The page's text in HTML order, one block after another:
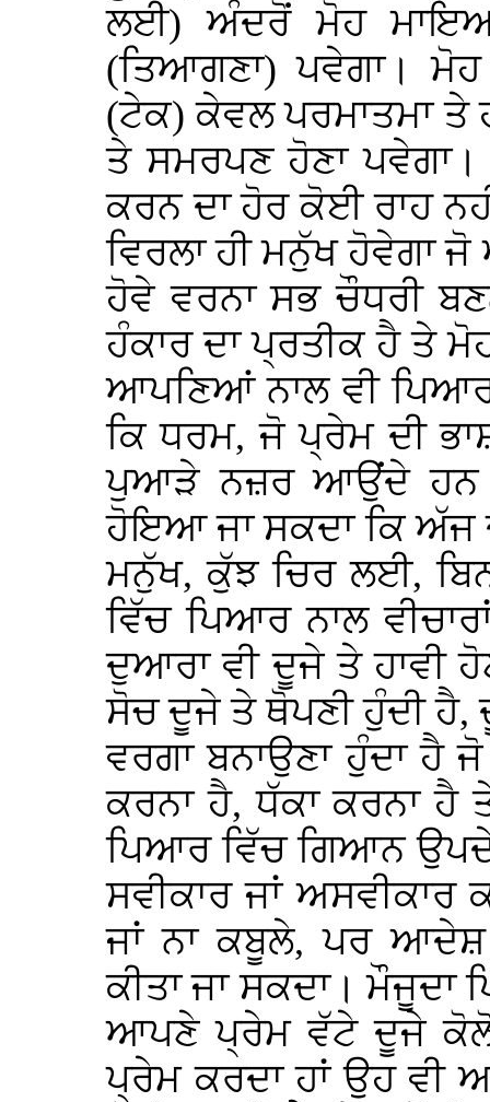
ਲਈ) ਅੰਦਰੋਂ ਮੋਹ ਮਾਇਆ
(ਤਿਆਗਣਾ) ਪਵੇਗਾ।
(ਟੇਕ) ਕੇਵਲ ਪਰਮਾਤਮਾ ਤੇ
ਤੇ ਸਮਰਪਣ ਹੋਣਾ
ਕਰਨ ਦਾ ਹੋਰ ਕੋਈ ਰਾਹ
ਵਿਰਲਾ ਹੀ ਮਨੁੱਖ ਹੋਵੇਗਾ
ਹੋਵੇ ਵਰਨਾ ਸਭ ਚੌਧਰੀ
ਹੰਕਾਰ ਦਾ ਪ੍ਰਤੀਕ ਹੈ ਤੇ
ਆਪਣਿਆਂ ਨਾਲ ਵੀ
ਕਿ ਧਰਮ, ਜੋ ਪ੍ਰੇਮ ਦੀ
ਪੁਆੜੇ ਨਜ਼ਰ ਆਉਂਦੇ
ਹੋਇਆ ਜਾ ਸਕਦਾ ਕਿ ਅੱਜ
ਮਨੁੱਖ, ਕੁੱਝ ਚਿਰ ਲਈ,
ਵਿੱਚ ਪਿਆਰ ਨਾਲ
ਦੁਆਰਾ ਵੀ ਦੂਜੇ ਤੇ ਹਾਵੀ
ਸੋਚ ਦੂਜੇ ਤੇ ਥੋਪਣੀ ਹੁੰਦੀ
ਵਰਗਾ ਬਨਾਉਣਾ ਹੁੰਦਾ ਹੈ
ਕਰਨਾ ਹੈ, ਧੱਕਾ ਕਰਨਾ ਹੈ
ਪਿਆਰ ਵਿੱਚ ਗਿਆਨ
ਸਵੀਕਾਰ ਜਾਂ
ਜਾਂ ਨਾ ਕਬੂਲੇ, ਪਰ ਆਦੇਸ਼
ਕੀਤਾ ਜਾ ਸਕਦਾ।
ਆਪਣੇ ਪ੍ਰੇਮ ਵੱਟੇ ਦੂਜੇ ਕੋਲੋਂ
ਪ੍ਰੇਮ ਕਰਦਾ ਹਾਂ ਉਹ ਵੀ